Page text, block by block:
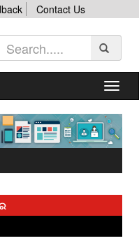
Contact Us